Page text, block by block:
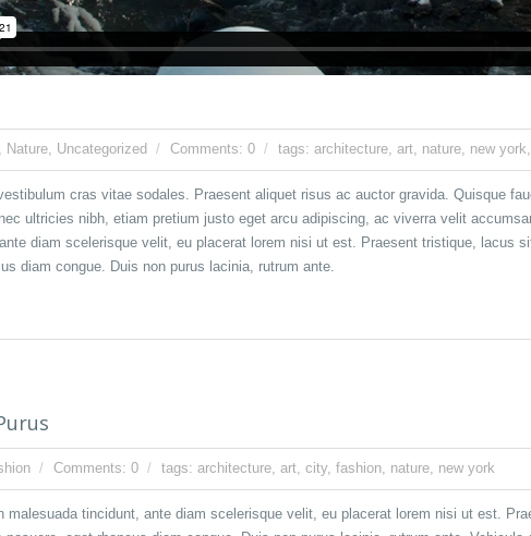
, Nature, Uncategorized Comments: 0 tags: architecture, art, nature, new york,
cras vitae sodales. Praesent aliquet risus ac auctor gravida. Quisque
ultricies nibh, etiam pretium justo eget arcu adipiscing, ac viverra velit
diam scelerisque velit, eu placerat lorem nisi ut est. Praesent tristique, lacus
diam congue. Duis non purus lacinia, rutrum ante.
Comments: 0 tags: architecture, art, city, fashion, nature, new york
malesuada tincidunt, ante diam scelerisque velit, eu placerat lorem nisi ut est.